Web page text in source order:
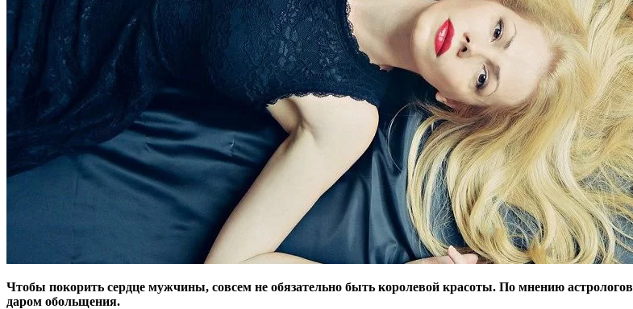
Чтобы покорить сердце мужчины, совсем не обязательно быть королевой красоты. По мнению
даром обольщения.